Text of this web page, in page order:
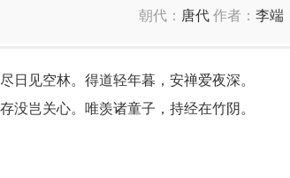
朝代： 唐代 作者： 李端
日见空林。得道轻年暮，安禅爱夜深。
没岂关心。唯羡诸童子，持经在竹阴。